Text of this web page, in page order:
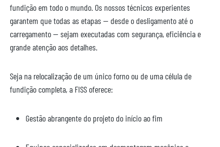
fundição em todo o mundo. Os nossos técnicos experientes
garantem que todas as etapas — desde o desligamento até o
carregamento — sejam executadas com segurança, eficiência e
grande atenção aos detalhes.
Seja na relocalização de um único forno ou de uma célula de
fundição completa, a FISS oferece:
Gestão abrangente do projeto do início ao fim